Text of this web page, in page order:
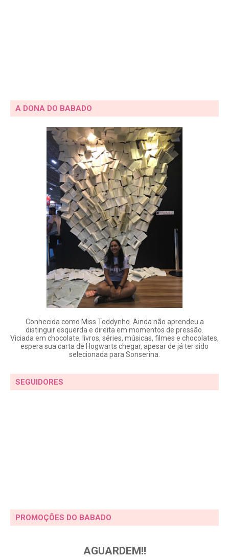
A DONA DO BABADO
Conhecida como Miss Toddynho. Ainda não aprendeu a
distinguir esquerda e direita em momentos de pressão.
Viciada em chocolate, livros, séries, músicas, filmes e chocolates,
espera sua carta de Hogwarts chegar, apesar de já ter sido
selecionada para Sonserina.
SEGUIDORES
PROMOÇÕES DO BABADO
AGUARDEM!!